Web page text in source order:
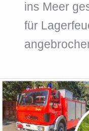
ins Meer
für
Die
Black
Pearl
feiert